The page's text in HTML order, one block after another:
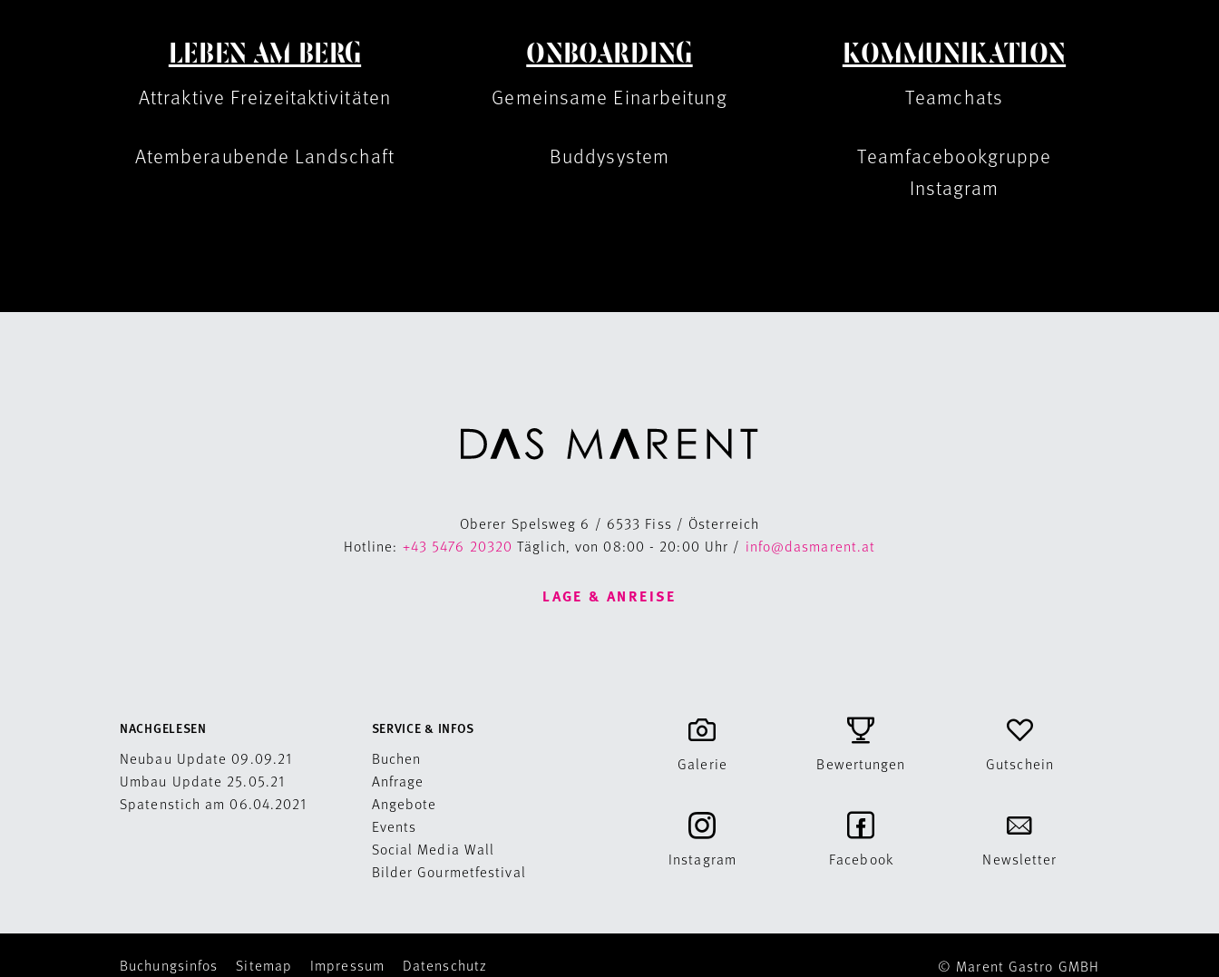
LEBEN AM BERG
Attraktive Freizeitaktivitäten
Atemberaubende Landschaft
ONBOARDING
Gemeinsame Einarbeitung
Buddysystem
KOMMUNIKATION
Teamchats
Teamfacebookgruppe
Instagram
Oberer Spelsweg 6 / 6533 Fiss / Österreich
Hotline: +43 5476 20320 Täglich, von 08:00 - 20:00 Uhr / info@dasmarent.at
LAGE & ANREISE
NACHGELESEN
Neubau Update 09.09.21
Umbau Update 25.05.21
Spatenstich am 06.04.2021
SERVICE & INFOS
Buchen
Anfrage
Angebote
Events
Social Media Wall
Bilder Gourmetfestival
Galerie Bewertungen Gutschein
Instagram Facebook Newsletter
Buchungsinfos Sitemap Impressum Datenschutz © Marent Gastro GMBH